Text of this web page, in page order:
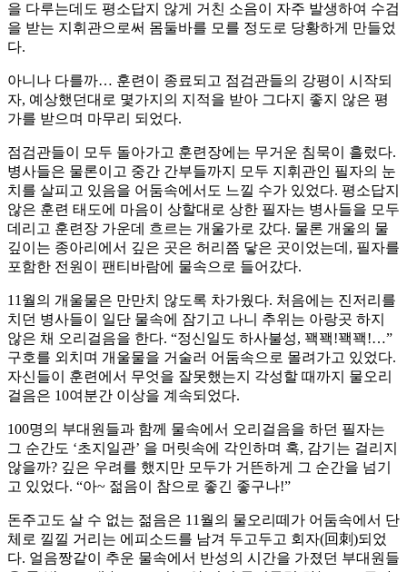
을 다루는데도 평소답지 않게 거친 소음이 자주 발생하여 수검
을 받는 지휘관으로써 몸둘바를 모를 정도로 당황하게 만들었
다.
아니나 다를까… 훈련이 종료되고 점검관들의 강평이 시작되
자, 예상했던대로 몇가지의 지적을 받아 그다지 좋지 않은 평
가를 받으며 마무리 되었다.
점검관들이 모두 돌아가고 훈련장에는 무거운 침묵이 흘렀다.
병사들은 물론이고 중간 간부들까지 모두 지휘관인 필자의 눈
치를 살피고 있음을 어둠속에서도 느낄 수가 있었다. 평소답지
않은 훈련 태도에 마음이 상할대로 상한 필자는 병사들을 모두
데리고 훈련장 가운데 흐르는 개울가로 갔다. 물론 개울의 물
깊이는 종아리에서 깊은 곳은 허리쯤 닿은 곳이었는데, 필자를
포함한 전원이 팬티바람에 물속으로 들어갔다.
11월의 개울물은 만만치 않도록 차가웠다. 처음에는 진저리를
치던 병사들이 일단 물속에 잠기고 나니 추위는 아랑곳 하지
않은 채 오리걸음을 한다. “정신일도 하사불성, 꽥꽥!꽥꽥!…”
구호를 외치며 개울물을 거술러 어둠속으로 몰려가고 있었다.
자신들이 훈련에서 무엇을 잘못했는지 각성할 때까지 물오리
걸음은 10여분간 이상을 계속되었다.
100명의 부대원들과 함께 물속에서 오리걸음을 하던 필자는
그 순간도 ‘초지일관’ 을 머릿속에 각인하며 혹, 감기는 걸리지
않을까? 깊은 우려를 했지만 모두가 거뜬하게 그 순간을 넘기
고 있었다. “아~ 젊음이 참으로 좋긴 좋구나!”
돈주고도 살 수 없는 젊음은 11월의 물오리떼가 어둠속에서 단
체로 낄낄 거리는 에피소드를 남겨 두고두고 회자(回刺)되었
다. 얼음짱같이 추운 물속에서 반성의 시간을 가졌던 부대원들